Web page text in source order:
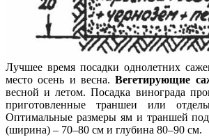
Лучшее время посадки однолетних
место осень и весна. Вегетирующие
весной и летом. Посадка винограда
приготовленные траншеи или
Оптимальные размеры ям и траншей под
(ширина) – 70–80 см и глубина 80–90 см.